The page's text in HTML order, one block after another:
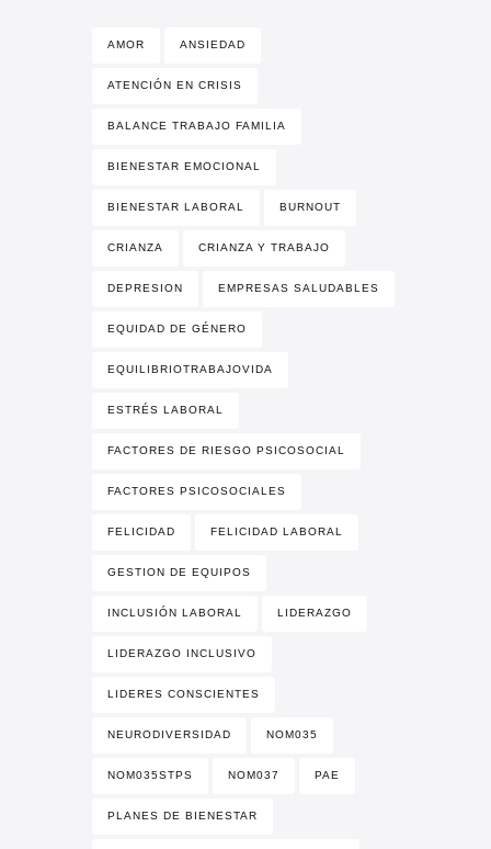
AMOR ANSIEDAD
ATENCIÓN EN CRISIS
BALANCE TRABAJO FAMILIA
BIENESTAR EMOCIONAL
BIENESTAR LABORAL BURNOUT
CRIANZA CRIANZA Y TRABAJO
DEPRESION EMPRESAS SALUDABLES
EQUIDAD DE GÉNERO
EQUILIBRIOTRABAJOVIDA
ESTRÉS LABORAL
FACTORES DE RIESGO PSICOSOCIAL
FACTORES PSICOSOCIALES
FELICIDAD FELICIDAD LABORAL
GESTION DE EQUIPOS
INCLUSIÓN LABORAL LIDERAZGO
LIDERAZGO INCLUSIVO
LIDERES CONSCIENTES
NEURODIVERSIDAD NOM035
NOM035STPS NOM037 PAE
PLANES DE BIENESTAR